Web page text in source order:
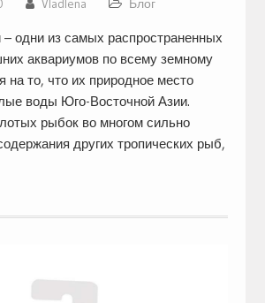
Vladlena Блог
одни из самых распространенных
аквариумов по всему земному
на то, что их природное место
воды Юго-Восточной Азии.
рыбок во многом сильно
других тропических рыб,